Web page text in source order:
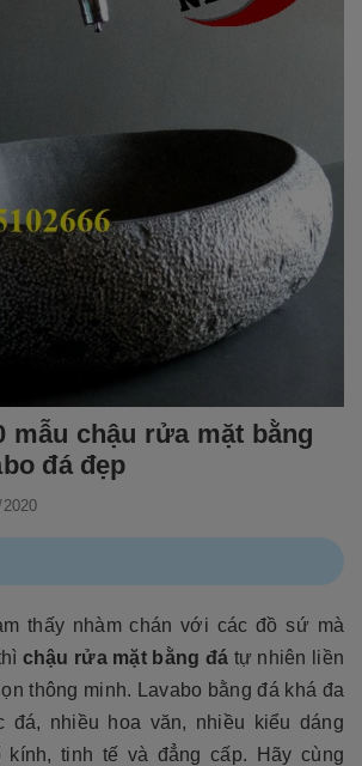
mẫu chậu rửa mặt bằng
đá đẹp
thấy nhàm chán với các đồ sứ mà
chậu rửa mặt bằng đá tự nhiên liền
thông minh. Lavabo bằng đá khá đa
đá, nhiều hoa văn, nhiều kiểu dáng
kính, tinh tế và đẳng cấp. Hãy cùng